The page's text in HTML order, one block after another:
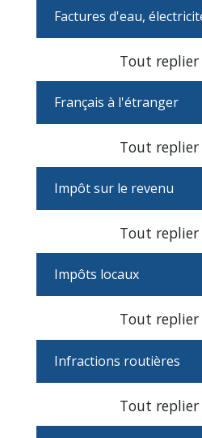
Factures d'eau,
Tout replier
Français à l'étranger
Tout replier
Impôt sur le revenu
Tout replier
Impôts locaux
Tout replier
Infractions routières
Tout replier